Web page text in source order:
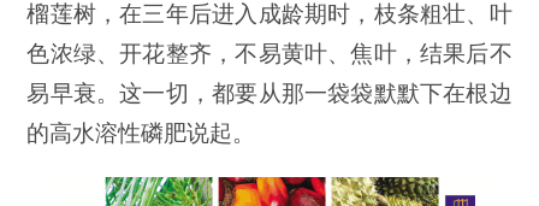
榴莲树，在三年后进入成龄期时，枝条粗壮、叶
色浓绿、开花整齐，不易黄叶、焦叶，结果后不
易早衰。这一切，都要从那一袋袋默默下在根边
的高水溶性磷肥说起。